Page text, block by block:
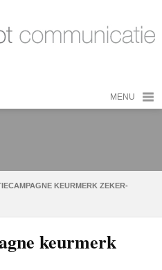
MENU
KEURMERK ZEKER-
keurmerk